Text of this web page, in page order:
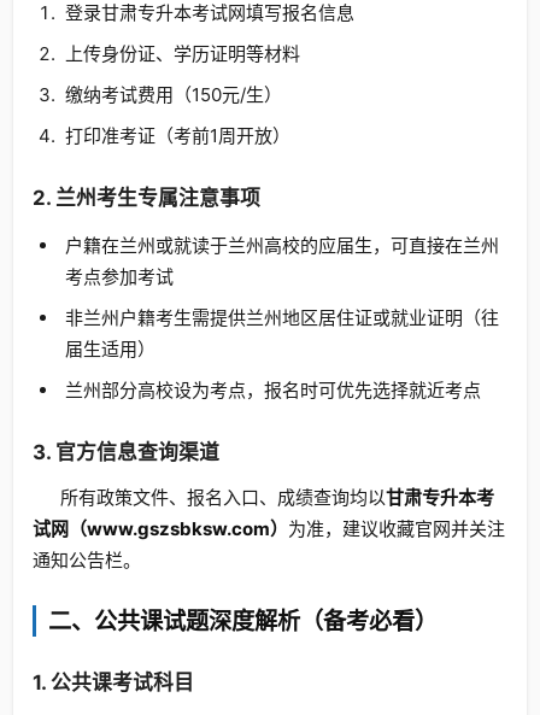
登录甘肃专升本考试网填写报名信息
上传身份证、学历证明等材料
缴纳考试费用（150元/生）
打印准考证（考前1周开放）
2. 兰州考生专属注意事项
户籍在兰州或就读于兰州高校的应届生，可直接在兰州
考点参加考试
非兰州户籍考生需提供兰州地区居住证或就业证明（往
届生适用）
兰州部分高校设为考点，报名时可优先选择就近考点
3. 官方信息查询渠道
所有政策文件、报名入口、成绩查询均以甘肃专升本考
试网（www.gszsbksw.com） 为准，建议收藏官网并关注
通知公告栏。
二、公共课试题深度解析（备考必看）
1. 公共课考试科目